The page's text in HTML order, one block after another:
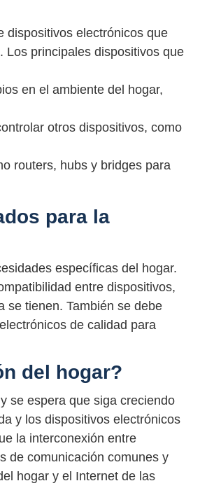
dispositivos electrónicos que
Los principales dispositivos que
en el ambiente del hogar,
otros dispositivos, como
routers, hubs y bridges para
para la
específicas del hogar.
entre dispositivos,
se tienen. También se debe
de calidad para
del hogar?
se espera que siga creciendo
y los dispositivos electrónicos
la interconexión entre
de comunicación comunes y
hogar y el Internet de las